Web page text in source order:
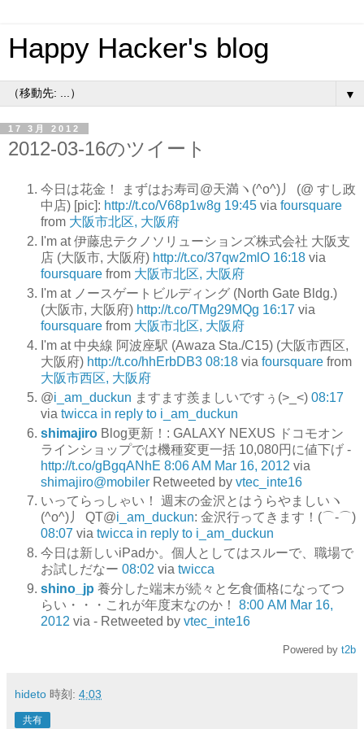
Happy Hacker's blog
▼
17 3月 2012
2012-03-16のツイート
今日は花金！ まずはお寿司@天満ヽ(^o^)丿 (@ すし政
中店) [pic]: http://t.co/V68p1w8g 19:45 via foursquare
from 大阪市北区, 大阪府
I'm at 伊藤忠テクノソリューションズ株式会社 大阪支
店 (大阪市, 大阪府) http://t.co/37qw2mlO 16:18 via
foursquare from 大阪市北区, 大阪府
I'm at ノースゲートビルディング (North Gate Bldg.)
(大阪市, 大阪府) http://t.co/TMg29MQg 16:17 via
foursquare from 大阪市北区, 大阪府
I'm at 中央線 阿波座駅 (Awaza Sta./C15) (大阪市西区,
大阪府) http://t.co/hhErbDB3 08:18 via foursquare from
大阪市西区, 大阪府
@i_am_duckun ますます羨ましいですぅ(>_<) 08:17
via twicca in reply to i_am_duckun
shimajiro Blog更新！: GALAXY NEXUS ドコモオン
ラインショップでは機種変更一括 10,080円に値下げ -
http://t.co/gBgqANhE 8:06 AM Mar 16, 2012 via
shimajiro@mobiler Retweeted by vtec_inte16
いってらっしゃい！ 週末の金沢とはうらやましいヽ
(^o^)丿 QT@i_am_duckun: 金沢行ってきます！(⌒‐⌒)
08:07 via twicca in reply to i_am_duckun
今日は新しいiPadか。個人としてはスルーで、職場で
お試しだなー 08:02 via twicca
shino_jp 養分した端末が続々と乞食価格になってつ
らい・・・これが年度末なのか！
8:00 AM Mar 16,
2012 via - Retweeted by vtec_inte16
Powered by t2b
hideto 時刻: 4:03
共有